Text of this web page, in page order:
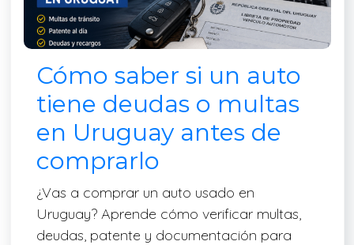
Cómo saber si un auto
tiene deudas o multas
en Uruguay antes de
comprarlo
¿Vas a comprar un auto usado en
Uruguay? Aprende cómo verificar multas,
deudas, patente y documentación para